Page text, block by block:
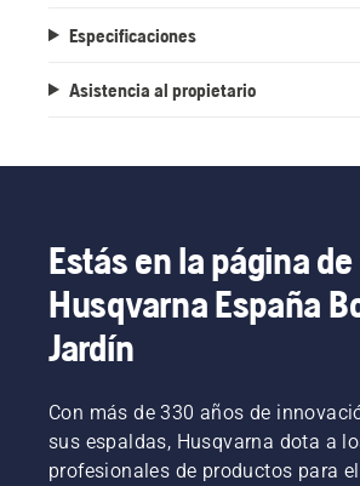
Especificaciones
Asistencia al propietario
Estás en la página de
Husqvarna España
Jardín
Con más de 330 años de
sus espaldas, Husqvarna dota a
profesionales de productos para